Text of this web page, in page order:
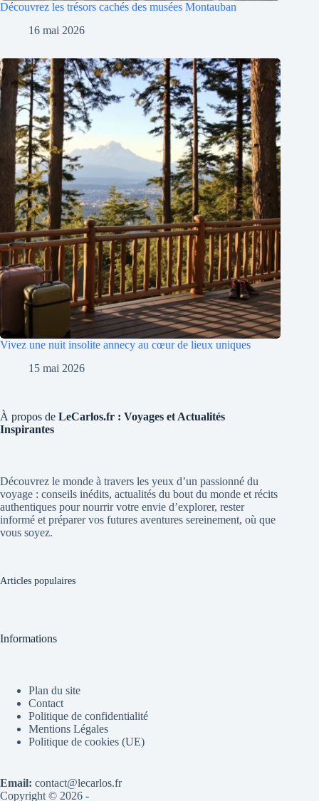
Découvrez les trésors cachés des musées Montauban
16 mai 2026
Vivez une nuit insolite annecy au cœur de lieux uniques
15 mai 2026
À propos de LeCarlos.fr : Voyages et Actualités
Inspirantes
Découvrez le monde à travers les yeux d’un passionné du
voyage : conseils inédits, actualités du bout du monde et récits
authentiques pour nourrir votre envie d’explorer, rester
informé et préparer vos futures aventures sereinement, où que
vous soyez.
Articles populaires
Informations
Plan du site
Contact
Politique de confidentialité
Mentions Légales
Politique de cookies (UE)
Email: contact@lecarlos.fr
Copyright © 2026 -